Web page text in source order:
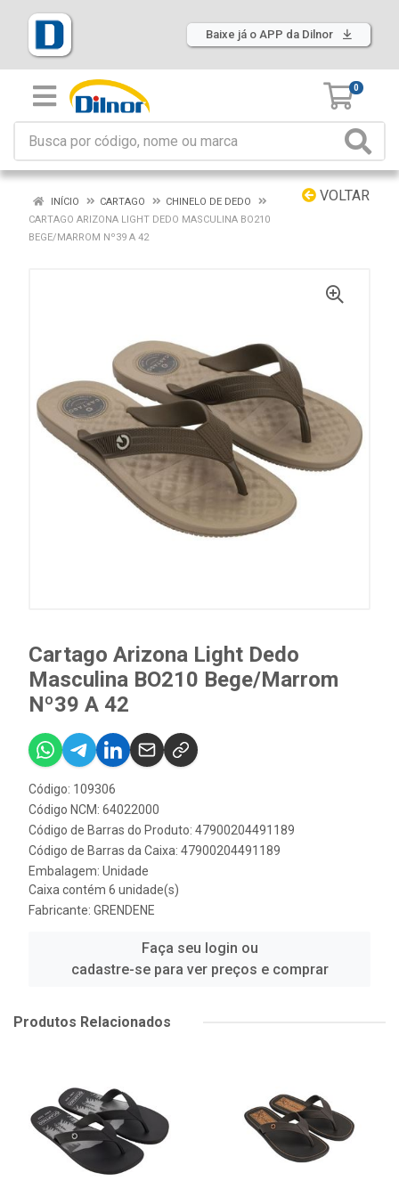
Baixe já o APP da Dilnor
0
VOLTAR
INÍCIO CARTAGO
CHINELO DE DEDO
CARTAGO ARIZONA LIGHT DEDO MASCULINA BO210
BEGE/MARROM Nº39 A 42
Cartago Arizona Light Dedo
Masculina BO210 Bege/Marrom
Nº39 A 42
Código: 109306
Código NCM: 64022000
Código de Barras do Produto: 47900204491189
Código de Barras da Caixa: 47900204491189
Embalagem: Unidade
Caixa contém 6 unidade(s)
Fabricante: GRENDENE
Faça seu login ou
cadastre-se para ver preços e comprar
Produtos Relacionados